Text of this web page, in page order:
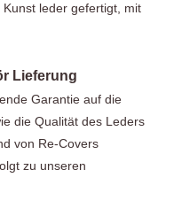
leder gefertigt, mit
Lieferung
Garantie auf die
die Qualität des Leders
von Re-Covers
zu unseren